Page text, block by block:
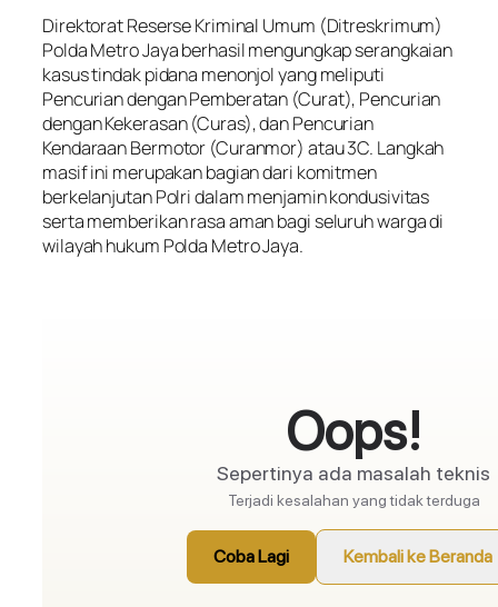
Direktorat Reserse Kriminal Umum (Ditreskrimum)
Polda Metro Jaya berhasil mengungkap serangkaian
kasus tindak pidana menonjol yang meliputi
Pencurian dengan Pemberatan (Curat), Pencurian
dengan Kekerasan (Curas), dan Pencurian
Kendaraan Bermotor (Curanmor) atau 3C. Langkah
masif ini merupakan bagian dari komitmen
berkelanjutan Polri dalam menjamin kondusivitas
serta memberikan rasa aman bagi seluruh warga di
wilayah hukum Polda Metro Jaya.